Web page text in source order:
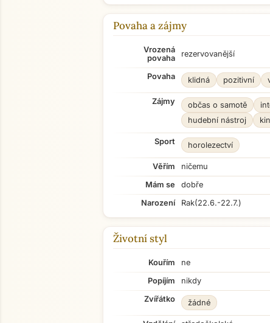
Povaha a zájmy
Vrozená
povaha
rezervovanější
Povaha klidná pozitivní
Zájmy občas o samotě
hudební nástroj
Sport horolezectví
Věřím
ničemu
Mám se
dobře
Narození
Rak(22.6.-22.7.)
Životní styl
Kouřím
ne
Popíjím
nikdy
Zvířátko
žádné